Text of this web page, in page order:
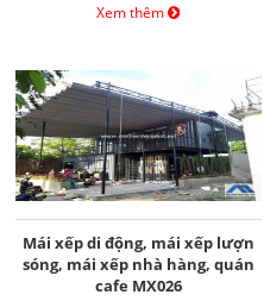
Xem thêm
Mái xếp di động, mái xếp lượn
sóng, mái xếp nhà hàng, quán
cafe MX026